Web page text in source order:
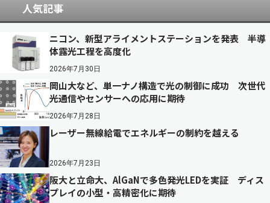
人気記事
ニコン、新型アライメントステーションを発表 半導
体露光工程を高度化
2026年7月30日
岡山大など、単一ナノ構造で光の制御に成功 次世代
光通信やセンサーへの応用に期待
2026年7月28日
レーザー無線給電でエネルギーの制約を越える
2026年7月23日
阪大と立命大、AlGaNで多色発光LEDを実証 ディス
プレイの小型・高精密化に期待